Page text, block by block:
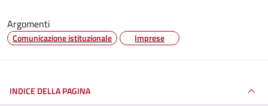
Argomenti
Comunicazione istituzionale Imprese
INDICE DELLA PAGINA